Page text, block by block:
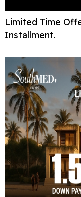
Limited Time
Installment.